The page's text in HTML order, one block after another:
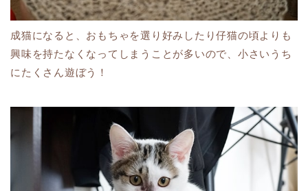
成猫になると、おもちゃを選り好みしたり仔猫の頃よりも
興味を持たなくなってしまうことが多いので、小さいうち
にたくさん遊ぼう！